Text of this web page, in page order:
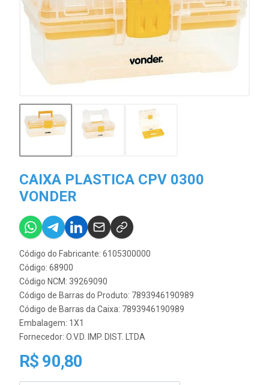
CAIXA PLASTICA CPV 0300
VONDER
Código do Fabricante: 6105300000
Código: 68900
Código NCM: 39269090
Código de Barras do Produto: 7893946190989
Código de Barras da Caixa: 7893946190989
Embalagem: 1X1
Fornecedor: O.V.D. IMP. DIST. LTDA
R$ 90,80